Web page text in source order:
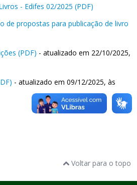
- Edifes 02/2025 (PDF)
de propostas para publicação de livro
(PDF) - atualizado em 22/10/2025,
- atualizado em 09/12/2025, às
Voltar para o topo